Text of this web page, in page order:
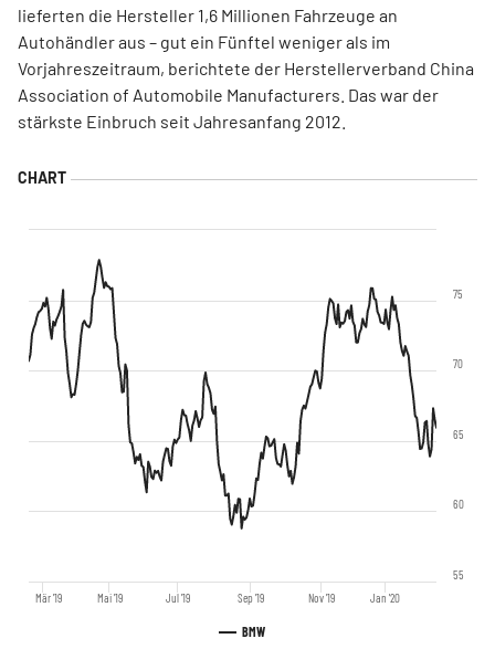
lieferten die Hersteller 1,6 Millionen Fahrzeuge an
Autohändler aus – gut ein Fünftel weniger als im
Vorjahreszeitraum, berichtete der Herstellerverband China
Association of Automobile Manufacturers. Das war der
stärkste Einbruch seit Jahresanfang 2012.
BMW
Mär '19 Mai '19 Jul '19 Sep '19 Nov '19 Jan '20
55
60
65
70
75